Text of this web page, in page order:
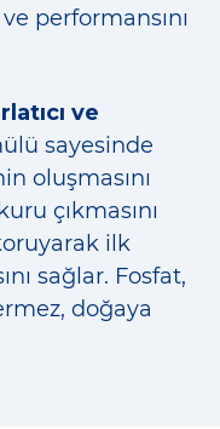
performansını
ve
sayesinde
oluşmasını
çıkmasını
ilk
sağlar. Fosfat,
doğaya